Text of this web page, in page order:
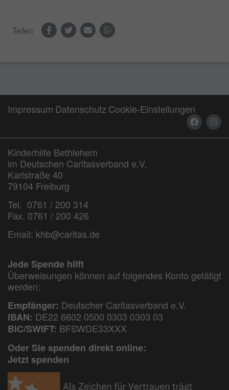
Teilen
Impressum Datenschutz Cookie-Einstellungen
Kinderhilfe Bethlehem
im Deutschen Caritasverband e.V.
Karlstraße 40
79104 Freiburg
Tel. 0761 / 200 314
Fax. 0761 / 200 426
Email: khb@caritas.de
Jede Spende hilft
Überweisungen können auf folgendes Konto getätigt
werden:
Empfänger: Deutscher Caritasverband e.V.
IBAN: DE22 6602 0500 0303 0303 03
BIC/SWIFT: BFSWDE33XXX
Oder Sie spenden direkt online:
Jetzt spenden